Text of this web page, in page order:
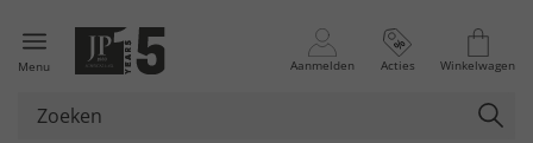
Menu Aanmelden Acties Winkelwagen